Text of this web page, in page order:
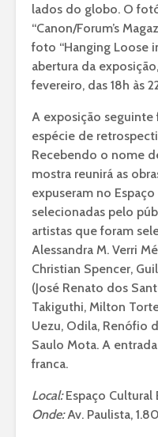
lados do globo. O
“Canon/Forum’s
foto “Hanging Loose
abertura da
fevereiro, das 18h às
A exposição
espécie de
Recebendo o nome
mostra reunirá as
expuseram no
selecionadas pelo
artistas que foram
Alessandra M. Verri
Christian Spencer,
(José Renato dos
Takiguthi, Milton
Uezu, Odila, Renófio
Saulo Mota. A
franca.
Local:Espaço Cultural
Onde:Av. Paulista,